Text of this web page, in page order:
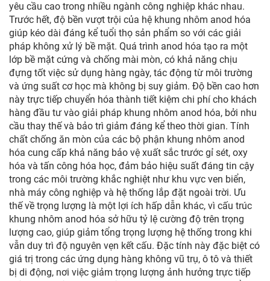
yêu cầu cao trong nhiều ngành công nghiệp khác nhau.
Trước hết, độ bền vượt trội của hệ khung nhôm anod hóa
giúp kéo dài đáng kể tuổi thọ sản phẩm so với các giải
pháp không xử lý bề mặt. Quá trình anod hóa tạo ra một
lớp bề mặt cứng và chống mài mòn, có khả năng chịu
đựng tốt việc sử dụng hàng ngày, tác động từ môi trường
và ứng suất cơ học mà không bị suy giảm. Độ bền cao hơn
này trực tiếp chuyển hóa thành tiết kiệm chi phí cho khách
hàng đầu tư vào giải pháp khung nhôm anod hóa, bởi nhu
cầu thay thế và bảo trì giảm đáng kể theo thời gian. Tính
chất chống ăn mòn của các bộ phận khung nhôm anod
hóa cung cấp khả năng bảo vệ xuất sắc trước gỉ sét, oxy
hóa và tấn công hóa học, đảm bảo hiệu suất đáng tin cậy
trong các môi trường khắc nghiệt như khu vực ven biển,
nhà máy công nghiệp và hệ thống lắp đặt ngoài trời. Ưu
thế về trọng lượng là một lợi ích hấp dẫn khác, vì cấu trúc
khung nhôm anod hóa sở hữu tỷ lệ cường độ trên trọng
lượng cao, giúp giảm tổng trọng lượng hệ thống trong khi
vẫn duy trì độ nguyên vẹn kết cấu. Đặc tính này đặc biệt có
giá trị trong các ứng dụng hàng không vũ trụ, ô tô và thiết
bị di động, nơi việc giảm trọng lượng ảnh hưởng trực tiếp